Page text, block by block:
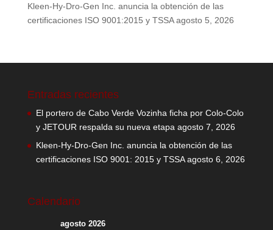
Kleen-Hy-Dro-Gen Inc. anuncia la obtención de las
certificaciones ISO 9001:2015 y TSSA agosto 5, 2026
Entradas recientes
El portero de Cabo Verde Vozinha ficha por Colo-Colo
y JETOUR respalda su nueva etapa agosto 7, 2026
Kleen-Hy-Dro-Gen Inc. anuncia la obtención de las
certificaciones ISO 9001: 2015 y TSSA agosto 6, 2026
Calendario
agosto 2026